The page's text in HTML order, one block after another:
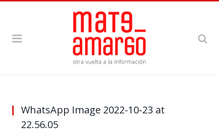
WhatsApp Image 2022-10-23 at
22.56.05